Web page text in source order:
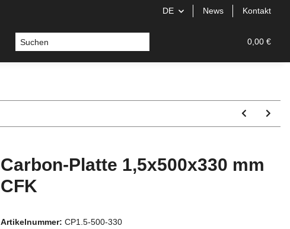
DE News Kontakt
0,00 €
Carbon-Platte 1,5x500x330 mm
CFK
Artikelnummer: CP1.5-500-330